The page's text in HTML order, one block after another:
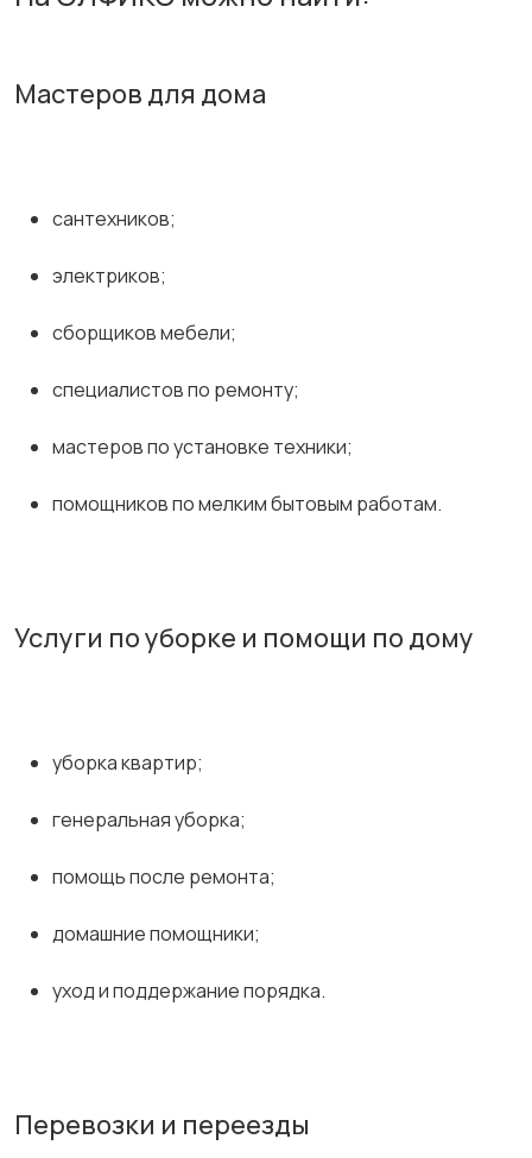
Мастеров для дома
сантехников;
электриков;
сборщиков мебели;
специалистов по ремонту;
мастеров по установке техники;
помощников по мелким бытовым работам.
Услуги по уборке и помощи по дому
уборка квартир;
генеральная уборка;
помощь после ремонта;
домашние помощники;
уход и поддержание порядка.
Перевозки и переезды